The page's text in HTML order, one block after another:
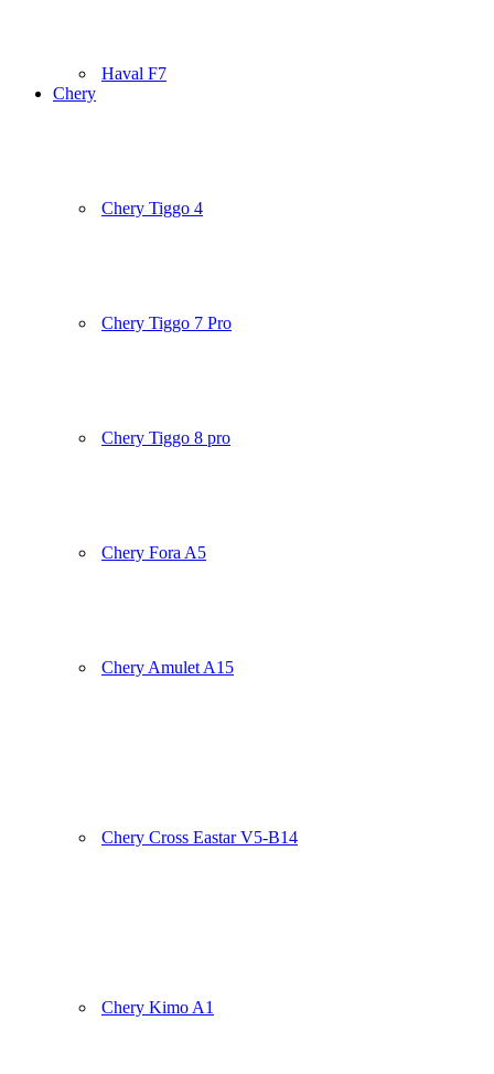
Haval F7
Chery
Chery Tiggo 4
Chery Tiggo 7 Pro
Chery Tiggo 8 pro
Chery Fora A5
Chery Amulet A15
Chery Cross Eastar V5-B14
Chery Kimo A1